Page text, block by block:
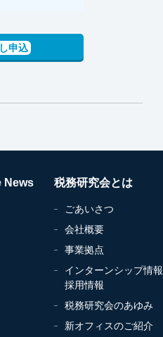
申込
News 税務研究会とは
ごあいさつ
会社概要
事業拠点
インターンシップ情報
採用情報
税務研究会のあゆみ
新オフィスのご紹介